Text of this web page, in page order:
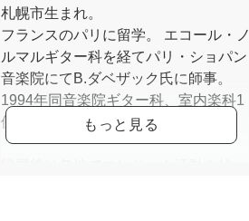
札幌市生まれ。
フランスのパリに留学。 エコール・ノ
ルマルギター科を経てパリ・ショパン
音楽院にてB.ダベザック氏に師事。
1994年同音楽院ギター科、室内楽科1
位ディプロム取得。